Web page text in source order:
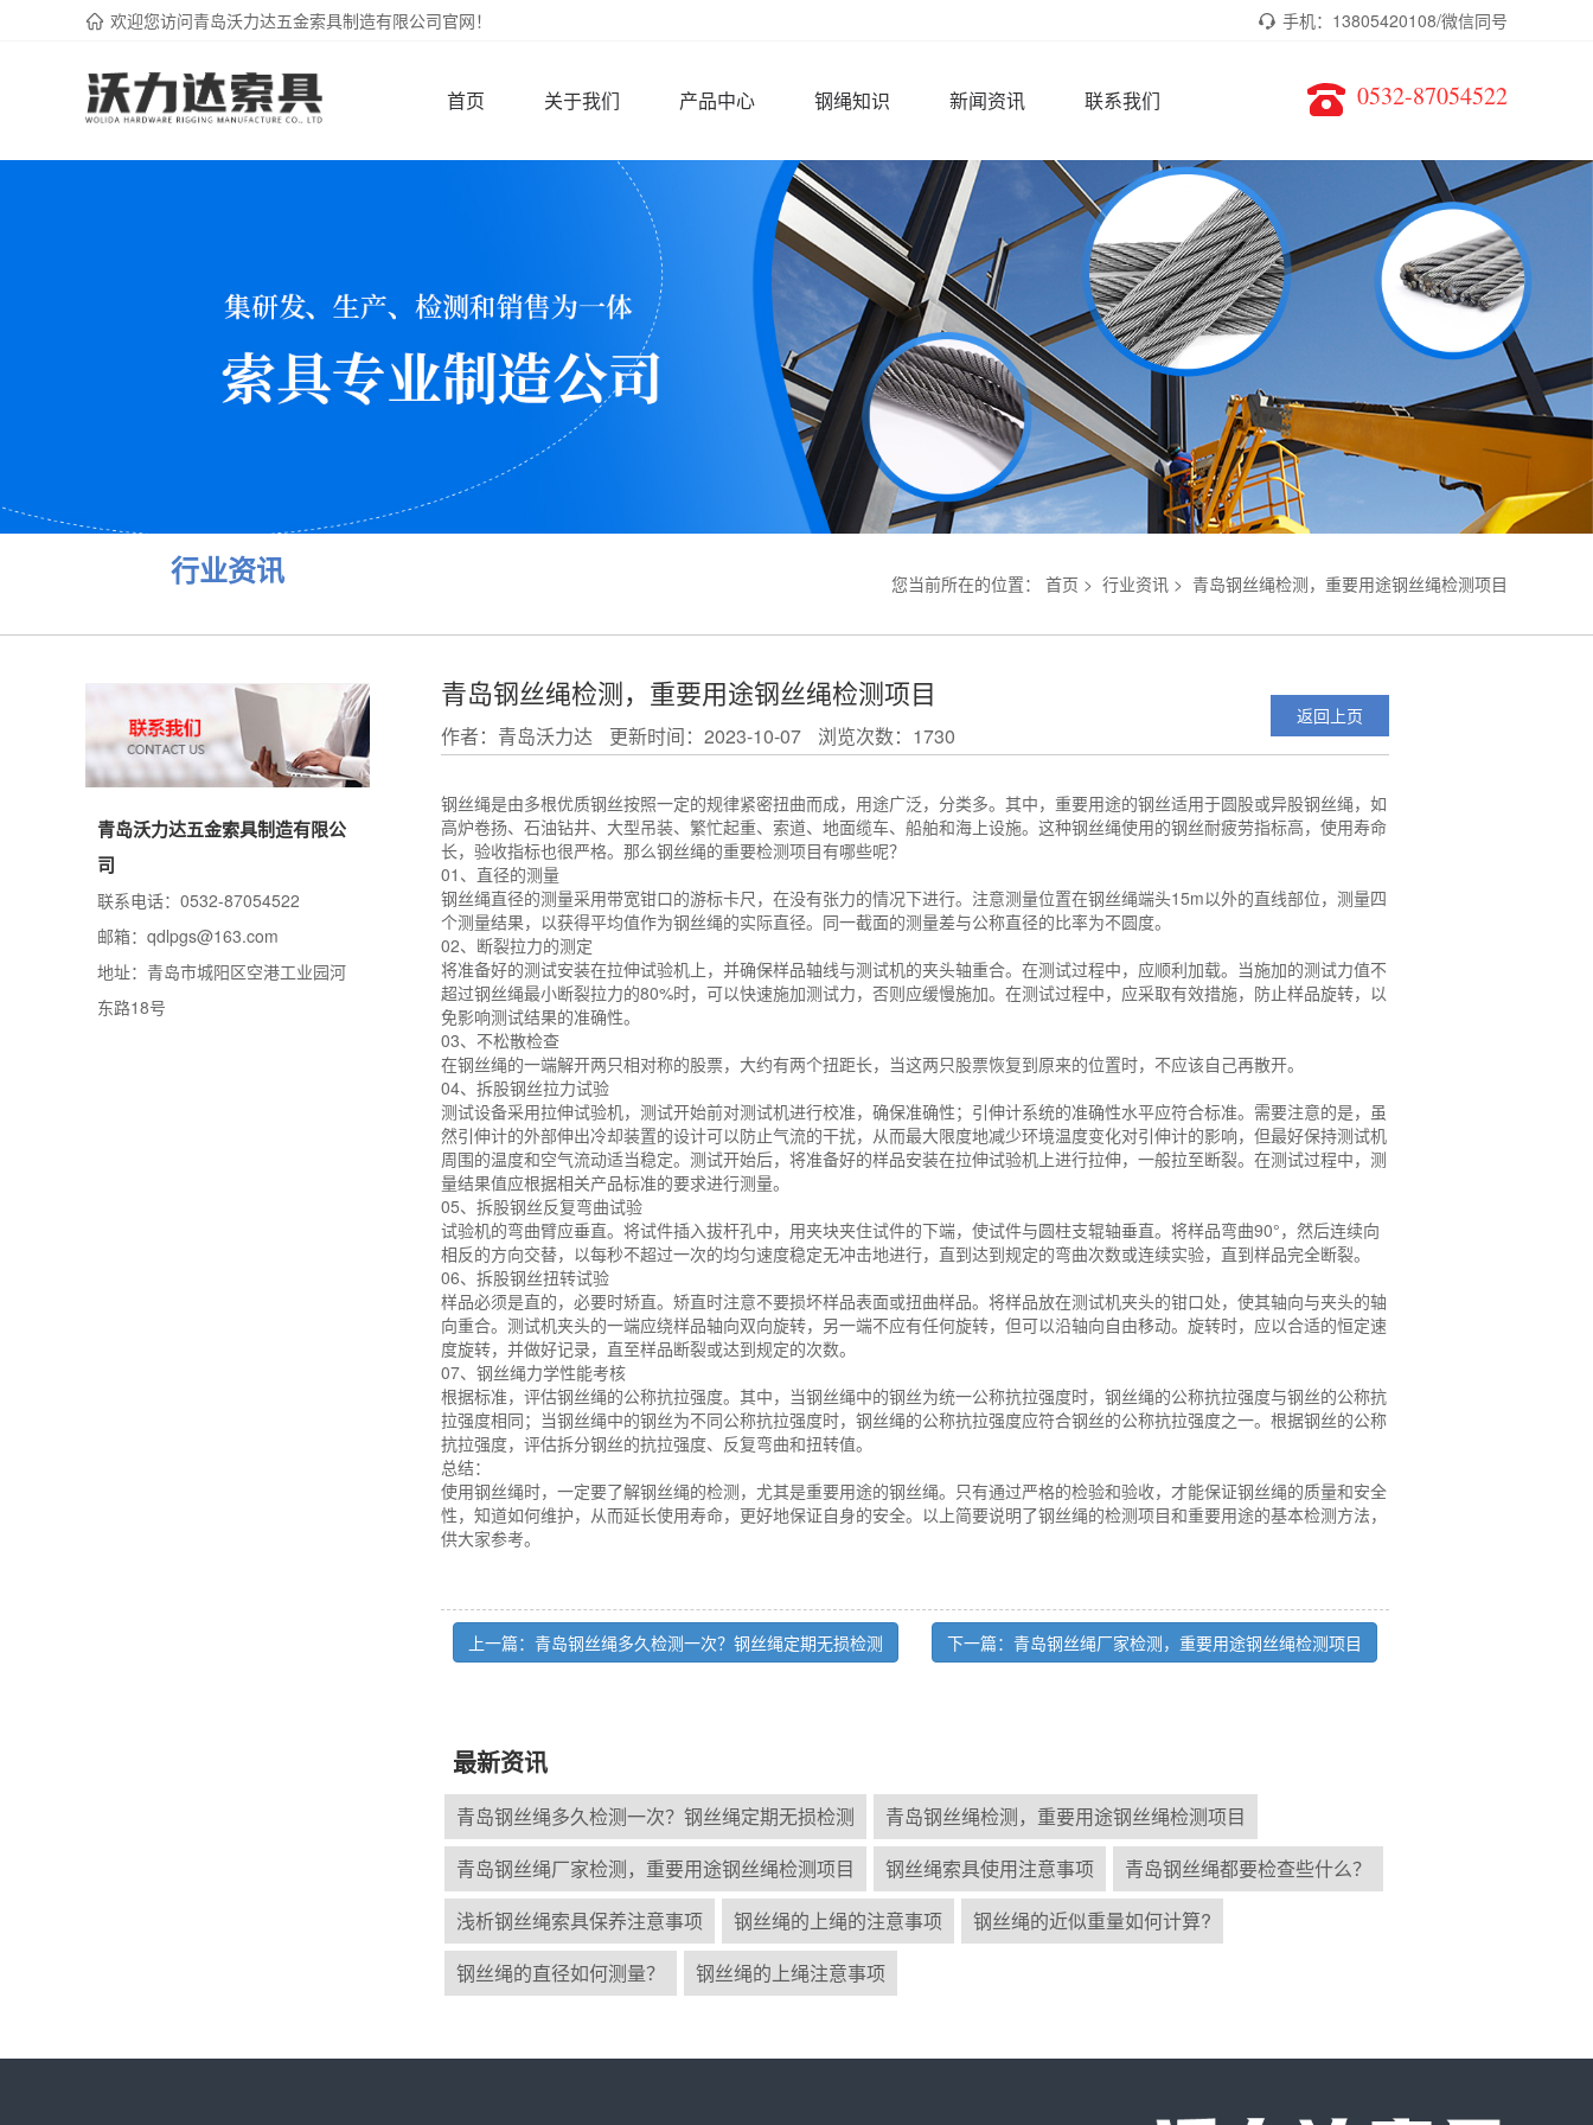
欢迎您访问青岛沃力达五金索具制造有限公司官网！ 手机：13805420108/微信同号
首页 关于我们 产品中心 钢绳知识 新闻资讯 联系我们 0532-87054522
行业资讯 您当前所在的位置： 首页 > 行业资讯 > 青岛钢丝绳检测，重要用途钢丝绳检测项目
青岛沃力达五金索具制造有限公
司
联系电话：0532-87054522
邮箱：qdlpgs@163.com
地址：青岛市城阳区空港工业园河
东路18号
青岛钢丝绳检测，重要用途钢丝绳检测项目
作者：青岛沃力达 更新时间：2023-10-07 浏览次数：1730
返回上页
钢丝绳是由多根优质钢丝按照一定的规律紧密扭曲而成，用途广泛，分类多。其中，重要用途的钢丝适用于圆股或异股钢丝绳，如
高炉卷扬、石油钻井、大型吊装、繁忙起重、索道、地面缆车、船舶和海上设施。这种钢丝绳使用的钢丝耐疲劳指标高，使用寿命
长，验收指标也很严格。那么钢丝绳的重要检测项目有哪些呢？
01、直径的测量
钢丝绳直径的测量采用带宽钳口的游标卡尺，在没有张力的情况下进行。注意测量位置在钢丝绳端头15m以外的直线部位，测量四
个测量结果，以获得平均值作为钢丝绳的实际直径。同一截面的测量差与公称直径的比率为不圆度。
02、断裂拉力的测定
将准备好的测试安装在拉伸试验机上，并确保样品轴线与测试机的夹头轴重合。在测试过程中，应顺利加载。当施加的测试力值不
超过钢丝绳最小断裂拉力的80%时，可以快速施加测试力，否则应缓慢施加。在测试过程中，应采取有效措施，防止样品旋转，以
免影响测试结果的准确性。
03、不松散检查
在钢丝绳的一端解开两只相对称的股票，大约有两个扭距长，当这两只股票恢复到原来的位置时，不应该自己再散开。
04、拆股钢丝拉力试验
测试设备采用拉伸试验机，测试开始前对测试机进行校准，确保准确性；引伸计系统的准确性水平应符合标准。需要注意的是，虽
然引伸计的外部伸出冷却装置的设计可以防止气流的干扰，从而最大限度地减少环境温度变化对引伸计的影响，但最好保持测试机
周围的温度和空气流动适当稳定。测试开始后，将准备好的样品安装在拉伸试验机上进行拉伸，一般拉至断裂。在测试过程中，测
量结果值应根据相关产品标准的要求进行测量。
05、拆股钢丝反复弯曲试验
试验机的弯曲臂应垂直。将试件插入拔杆孔中，用夹块夹住试件的下端，使试件与圆柱支辊轴垂直。将样品弯曲90°，然后连续向
相反的方向交替，以每秒不超过一次的均匀速度稳定无冲击地进行，直到达到规定的弯曲次数或连续实验，直到样品完全断裂。
06、拆股钢丝扭转试验
样品必须是直的，必要时矫直。矫直时注意不要损坏样品表面或扭曲样品。将样品放在测试机夹头的钳口处，使其轴向与夹头的轴
向重合。测试机夹头的一端应绕样品轴向双向旋转，另一端不应有任何旋转，但可以沿轴向自由移动。旋转时，应以合适的恒定速
度旋转，并做好记录，直至样品断裂或达到规定的次数。
07、钢丝绳力学性能考核
根据标准，评估钢丝绳的公称抗拉强度。其中，当钢丝绳中的钢丝为统一公称抗拉强度时，钢丝绳的公称抗拉强度与钢丝的公称抗
拉强度相同；当钢丝绳中的钢丝为不同公称抗拉强度时，钢丝绳的公称抗拉强度应符合钢丝的公称抗拉强度之一。根据钢丝的公称
抗拉强度，评估拆分钢丝的抗拉强度、反复弯曲和扭转值。
总结：
使用钢丝绳时，一定要了解钢丝绳的检测，尤其是重要用途的钢丝绳。只有通过严格的检验和验收，才能保证钢丝绳的质量和安全
性，知道如何维护，从而延长使用寿命，更好地保证自身的安全。以上简要说明了钢丝绳的检测项目和重要用途的基本检测方法，
供大家参考。
上一篇：青岛钢丝绳多久检测一次？钢丝绳定期无损检测 下一篇：青岛钢丝绳厂家检测，重要用途钢丝绳检测项目
最新资讯
青岛钢丝绳多久检测一次？钢丝绳定期无损检测
青岛钢丝绳检测，重要用途钢丝绳检测项目
青岛钢丝绳厂家检测，重要用途钢丝绳检测项目
钢丝绳索具使用注意事项
青岛钢丝绳都要检查些什么？
浅析钢丝绳索具保养注意事项
钢丝绳的上绳的注意事项
钢丝绳的近似重量如何计算?
钢丝绳的直径如何测量？
钢丝绳的上绳注意事项